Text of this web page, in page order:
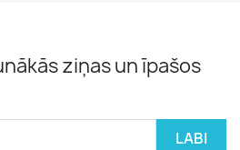
ziņas un īpašos